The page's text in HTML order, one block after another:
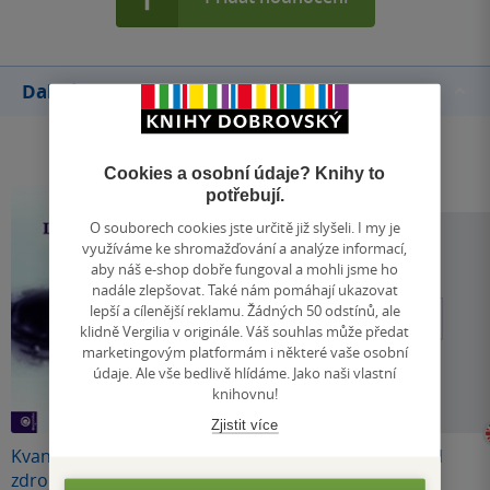
Další knihy autora
Kvantový léčivý
zdroj v nás
bdělém stavu
Processmind
Cookies a osobní údaje? Knihy to
potřebují.
O souborech cookies jste určitě již slyšeli. I my je
využíváme ke shromažďování a analýze informací,
aby náš e-shop dobře fungoval a mohli jsme ho
nadále zlepšovat. Také nám pomáhají ukazovat
lepší a cílenější reklamu. Žádných 50 odstínů, ale
klidně Vergilia v originále. Váš souhlas může předat
marketingovým platformám i některé vaše osobní
údaje. Ale vše bedlivě hlídáme. Jako naši vlastní
knihovnu!
Zjistit více